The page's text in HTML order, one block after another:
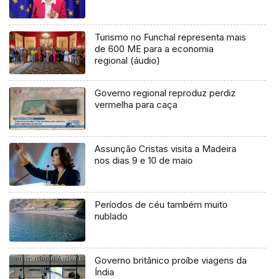
Turismo no Funchal representa mais
de 600 ME para a economia
regional (áudio)
Governo regional reproduz perdiz
vermelha para caça
Assunção Cristas visita a Madeira
nos dias 9 e 10 de maio
Períodos de céu também muito
nublado
Governo britânico proíbe viagens da
Índia